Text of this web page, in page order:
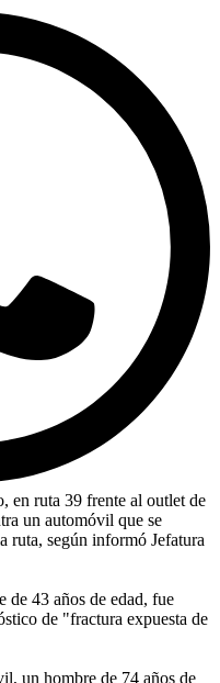
en ruta 39 frente al outlet de
un automóvil que se
ruta, según informó Jefatura
43 años de edad, fue
de "fractura expuesta de
un hombre de 74 años de